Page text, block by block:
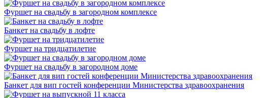
Фуршет на свадьбу в загородном комплексе
Банкет на свадьбу в лофте
Фуршет на тридцатилетие
Фуршет на свадьбу в загородном доме
Банкет для вип гостей конференции Министерства здравоохранения